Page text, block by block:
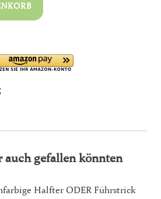
auch gefallen könnten
Halfter ODER Führstrick